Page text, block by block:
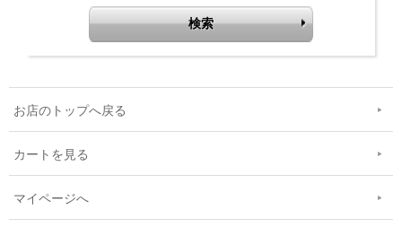
お店のトップへ戻る
カートを見る
マイページへ